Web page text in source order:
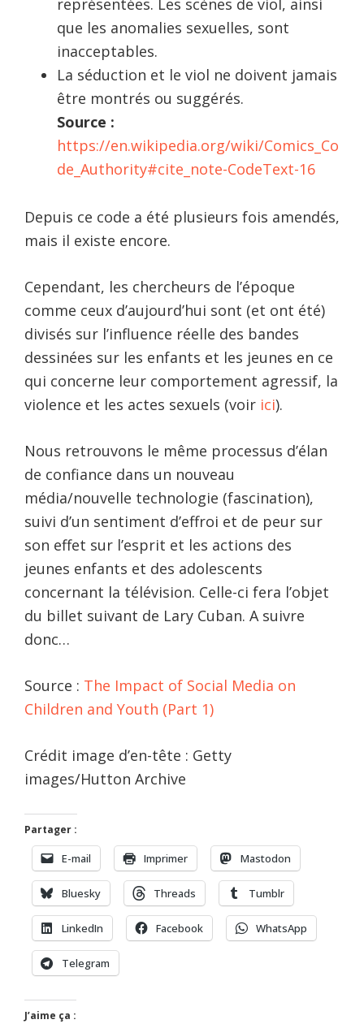
représentées. Les scènes de viol, ainsi
que les anomalies sexuelles, sont
inacceptables.
La séduction et le viol ne doivent jamais
être montrés ou suggérés.
Source :
https://en.wikipedia.org/wiki/Comics_Co
de_Authority#cite_note-CodeText-16
Depuis ce code a été plusieurs fois amendés,
mais il existe encore.
Cependant, les chercheurs de l’époque
comme ceux d’aujourd’hui sont (et ont été)
divisés sur l’influence réelle des bandes
dessinées sur les enfants et les jeunes en ce
qui concerne leur comportement agressif, la
violence et les actes sexuels (voir ici).
Nous retrouvons le même processus d’élan
de confiance dans un nouveau
média/nouvelle technologie (fascination),
suivi d’un sentiment d’effroi et de peur sur
son effet sur l’esprit et les actions des
jeunes enfants et des adolescents
concernant la télévision. Celle-ci fera l’objet
du billet suivant de Lary Cuban. A suivre
donc…
Source : The Impact of Social Media on
Children and Youth (Part 1)
Crédit image d’en-tête : Getty
images/Hutton Archive
Partager :
E-mail Imprimer Mastodon
Bluesky Threads Tumblr
LinkedIn Facebook WhatsApp
Telegram
J’aime ça :